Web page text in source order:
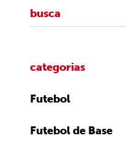
categorias
Futebol
Futebol de Base